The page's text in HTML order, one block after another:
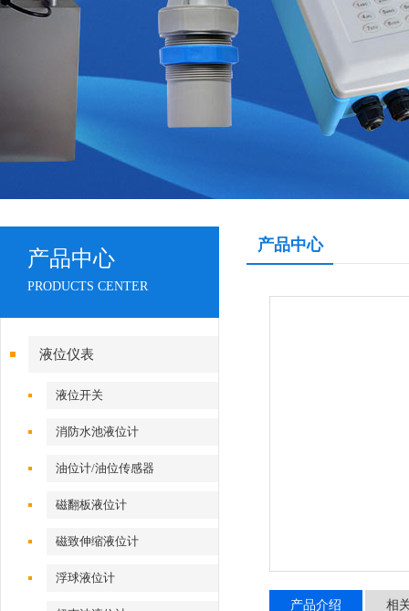
产品中心
PRODUCTS CENTER
液位仪表
液位开关
消防水池液位计
油位计/油位传感器
磁翻板液位计
磁致伸缩液位计
浮球液位计
产品中心
产品介绍 相